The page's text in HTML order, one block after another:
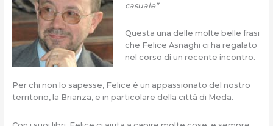
casuale”
Questa una delle molte belle frasi
che Felice Asnaghi ci ha regalato
nel corso di un recente incontro.
Per chi non lo sapesse, Felice è un appassionato del nostro
territorio, la Brianza, e in particolare della città di Meda.